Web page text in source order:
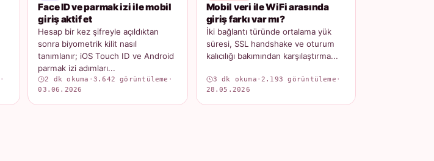
·
Face ID ve parmak izi ile mobil
giriş aktif et
Hesap bir kez şifreyle açıldıktan
sonra biyometrik kilit nasıl
tanımlanır; iOS Touch ID ve Android
parmak izi adımları...
2 dk okuma · 3.642 görüntüleme ·
03.06.2026
Mobil veri ile WiFi arasında
giriş farkı var mı?
İki bağlantı türünde ortalama yük
süresi, SSL handshake ve oturum
kalıcılığı bakımından karşılaştırma...
3 dk okuma ·2.193 görüntüleme ·
28.05.2026